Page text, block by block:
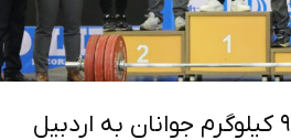
سه طلای دسته ۹۶ کیلوگرم جوانان به اردبیل